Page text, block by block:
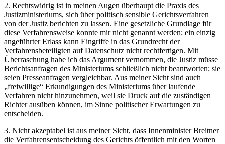
2. Rechtswidrig ist in meinen Augen überhaupt die Praxis des
Justizministeriums, sich über politisch sensible Gerichtsverfahren
von der Justiz berichten zu lassen. Eine gesetzliche Grundlage für
diese Verfahrensweise konnte mir nicht genannt werden; ein einzig
angeführter Erlass kann Eingriffe in das Grundrecht der
Verfahrensbeteiligten auf Datenschutz nicht rechtfertigen. Mit
Überraschung habe ich das Argument vernommen, die Justiz müsse
Berichtsanfragen des Ministeriums schließlich nicht beantworten; sie
seien Presseanfragen vergleichbar. Aus meiner Sicht sind auch
„freiwillige“ Erkundigungen des Ministeriums über laufende
Verfahren nicht hinzunehmen, weil sie Druck auf die zuständigen
Richter ausüben können, im Sinne politischer Erwartungen zu
entscheiden.
3. Nicht akzeptabel ist aus meiner Sicht, dass Innenminister Breitner
die Verfahrensentscheidung des Gerichts öffentlich mit den Worten